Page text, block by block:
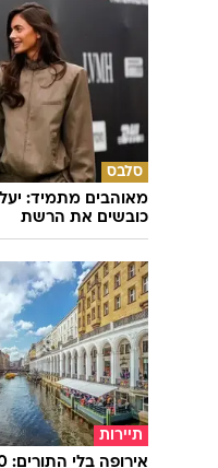
סלבס
מאוהבים מתמיד:
כובשים את הרשת
תיירות